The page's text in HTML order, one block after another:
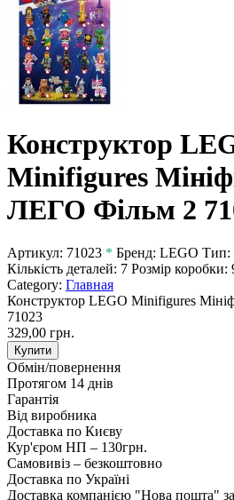
Конструктор
Minifigures
ЛЕГО Фільм 2
Артикул: 71023 * Бренд: LEGO Тип:
Кількість деталей: 7 Розмір коробки:
Category: Главная
Конструктор LEGO Minifigures
71023
329,00 грн.
Купити
Обмін/повернення
Протягом 14 днів
Гарантія
Від виробника
Доставка по Києву
Кур'єром НП – 130грн.
Самовивіз – безкоштовно
Доставка по Україні
Доставка компанією "Нова пошта"